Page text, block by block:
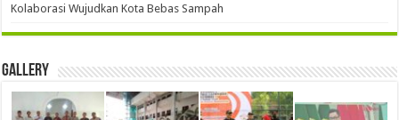
Kolaborasi Wujudkan Kota Bebas Sampah
Gallery